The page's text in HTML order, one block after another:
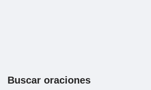
Buscar oraciones